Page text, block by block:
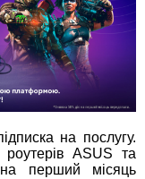
на послугу.
ASUS та
перший місяць